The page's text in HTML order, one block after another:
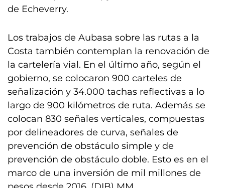
de Echeverry.
Los trabajos de Aubasa sobre las rutas a la
Costa también contemplan la renovación de
la cartelería vial. En el último año, según el
gobierno, se colocaron 900 carteles de
señalización y 34.000 tachas reflectivas a lo
largo de 900 kilómetros de ruta. Además se
colocan 830 señales verticales, compuestas
por delineadores de curva, señales de
prevención de obstáculo simple y de
prevención de obstáculo doble. Esto es en el
marco de una inversión de mil millones de